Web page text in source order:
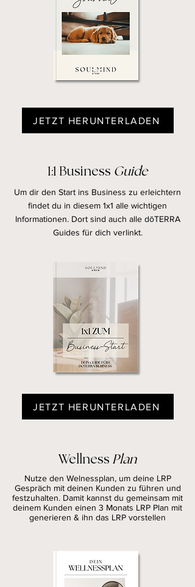
JETZT HERUNTERLADEN
1:1 Business Guide
Um dir den Start ins Business zu erleichtern
findet du in diesem 1x1 alle wichtigen
Informationen. Dort sind auch alle dōTERRA
Guides für dich verlinkt.
JETZT HERUNTERLADEN
Wellness Plan
Nutze den Welnessplan, um deine LRP
Gespräch mit deinen Kunden zu führen und
festzuhalten. Damit kannst du gemeinsam mit
deinem Kunden einen 3 Monats LRP Plan mit
generieren & ihn das LRP vorstellen